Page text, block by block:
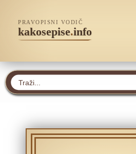
PRAVOPISNI VODIČ
kakosepise.info